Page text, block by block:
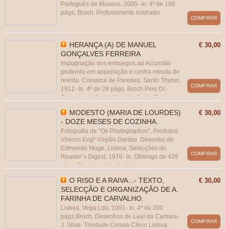
Português de Museus, 2005- In. 4º de 198
págs, Broch. Profusamente ilustrado.
COMPRAR
HERANÇA (A) DE MANUEL
GONÇALVES FERREIRA
Impugnação dos embargos ao Accordão
proferido em appellação e contra minuta de
revista. Comarca de Paredes. Santo Thyrso,
1912- In. 4º de 28 págs. Broch Pelo Dr.
Eduardo da Costa Macedo-Santo Thyrso.
€ 30,00
COMPRAR
MODESTO (MARIA DE LOURDES)
- DOZE MESES DE COZINHA.
Fotografia de "Os Photographos", Produtos
Vínicos Engº Virgílio Dantas. Desenho de
Edmundo Muge. Lisboa, Selecções do
Reader´s Digest, 1976- In. Oblongo de 439
págs. Enc. do editor Ilustrado.
€ 30,00
COMPRAR
O RISO E A RAIVA...- TEXTO,
SELECÇÃO E ORGANIZAÇÃO DE A.
FARINHA DE CARVALHO.
Lisboa, Vega Lda, 1991- In. 4º de 200
págs.Broch. Desenhos de Leal da Camara-
J. Silva- Trindade Correa-Chico Lisboa.
€ 30,00
COMPRAR